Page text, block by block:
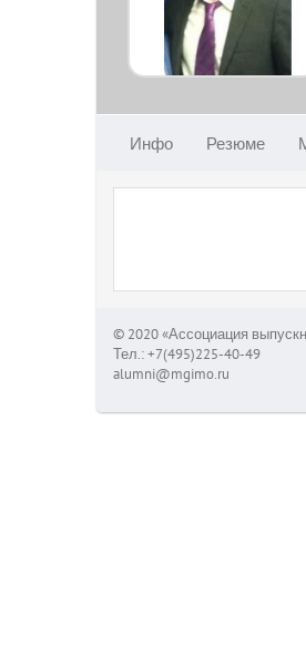
Инфо Резюме
© 2020 «Ассоциация
Тел.: +7(495)225-40-49
alumni@mgimo.ru